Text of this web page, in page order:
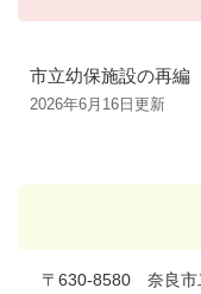
市立幼保施設の再編
2026年6月16日更新
〒630-8580 奈良市